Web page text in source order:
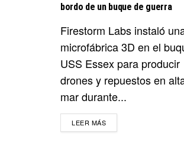
bordo de un buque de guerra
Firestorm Labs instaló
microfábrica 3D en el
USS Essex para producir
drones y repuestos en
mar durante...
LEER MÁSDETAILS